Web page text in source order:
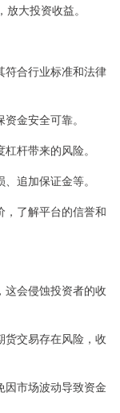
大投资收益。
符合行业标准和法律
金安全可靠。
杆带来的风险。
追加保证金等。
，了解平台的信誉和
这会侵蚀投资者的收
货交易存在风险，收
因市场波动导致资金